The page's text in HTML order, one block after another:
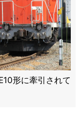
形に牽引されて